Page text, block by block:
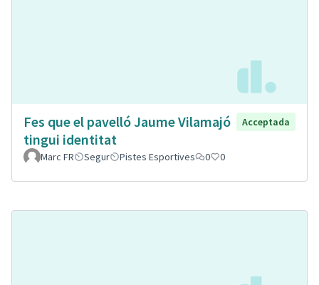
Fes que el pavelló Jaume Vilamajó
tingui identitat
Acceptada
Marc FR Segur Pistes Esportives 0 0